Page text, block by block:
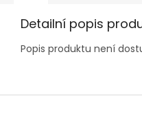
Detailní popis
Popis produktu není
Z